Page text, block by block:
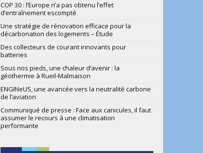
COP 30 : l’Europe n’a pas obtenu l’effet
d’entraînement escompté
Une stratégie de rénovation efficace pour la
décarbonation des logements – Étude
Des collecteurs de courant innovants pour
batteries
Sous nos pieds, une chaleur d’avenir : la
géothermie à Rueil-Malmaison
ENGINeUS, une avancée vers la neutralité carbone
de l’aviation
Communiqué de presse : Face aux canicules, il faut
assumer le recours à une climatisation
performante